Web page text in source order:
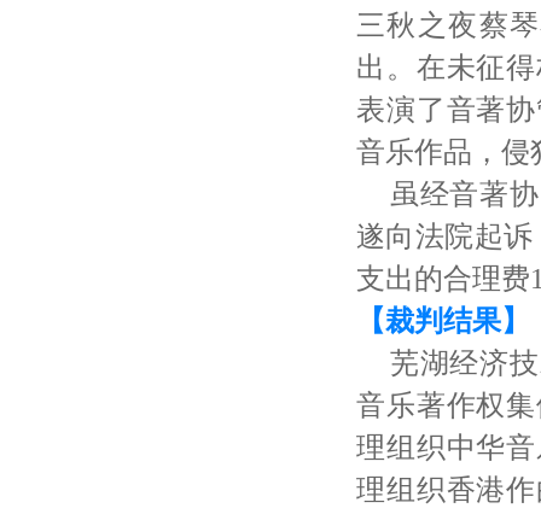
三秋之夜蔡
出。在未征
表演了音著
音乐作品，侵
虽经音著
遂向法院起
支出的合理费
【裁判结果】
芜湖经济
音乐著作权
理组织中华
理组织香港